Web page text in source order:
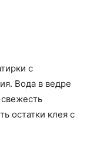
с
Вода в ведре
остатки клея с